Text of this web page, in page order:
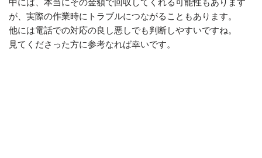
中には、本当にその金額で回収してくれる可能性もあります
が、実際の作業時にトラブルにつながることもあります。
他には電話での対応の良し悪しでも判断しやすいですね。
見てくださった方に参考なれば幸いです。